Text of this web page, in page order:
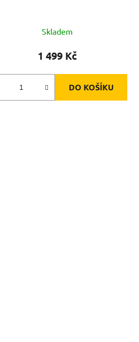
Skladem
1 499 Kč
DO KOŠÍKU